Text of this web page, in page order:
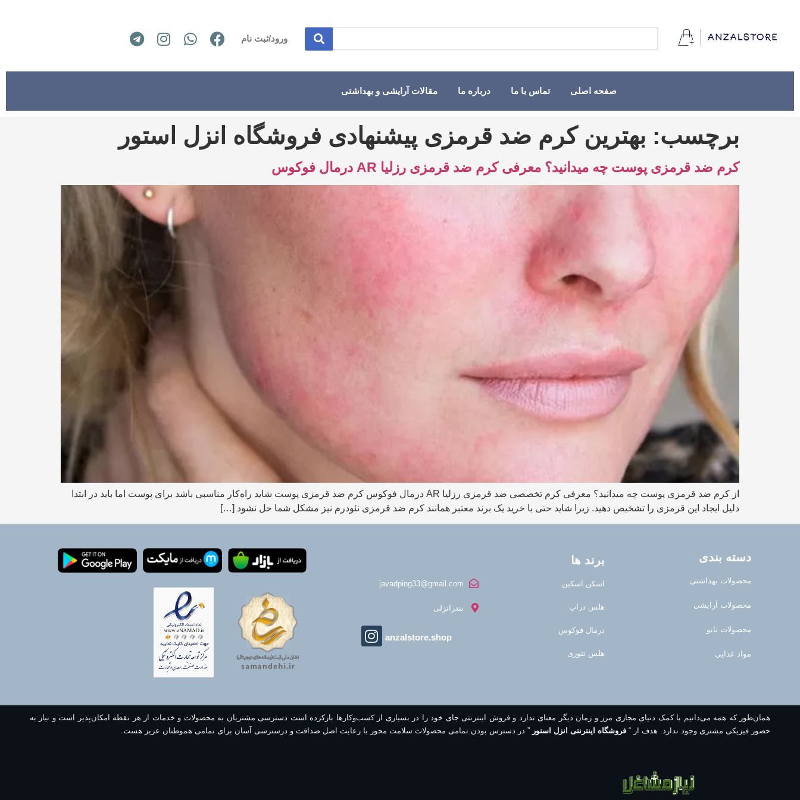
ورود/ثبت نام
صفحه اصلی تماس با ما درباره ما مقالات آرایشی و بهداشتی
برچسب: بهترین کرم ضد قرمزی پیشنهادی فروشگاه انزل استور
کرم ضد قرمزی پوست چه میدانید؟ معرفی کرم ضد قرمزی رزلیا AR درمال فوکوس
از کرم ضد قرمزی پوست چه میدانید؟ معرفی کرم تخصصی ضد قرمزی رزلیا AR درمال فوکوس کرم ضد قرمزی پوست شاید راه‌کار مناسبی باشد برای پوست اما باید در ابتدا
دلیل ایجاد این قرمزی را تشخیص دهید. زیرا شاید حتی با خرید یک برند معتبر همانند کرم ضد قرمزی نئودرم نیز مشکل شما حل نشود […]
دسته بندی
محصولات بهداشتی
محصولات آرایشی
محصولات نانو
مواد غذایی
برند ها
اسکن اسکین
هلس دراپ
درمال فوکوس
هلس تئوری
javadping33@gmail.com
بندرانزلی
anzalstore.shop
همان‌طور که همه می‌دانیم با کمک دنیای مجازی مرز و زمان دیگر معنای ندارد و فروش اینترنتی جای خود را در بسیاری از کسب‌وکارها بازکرده است دسترسی مشتریان به محصولات و خدمات از هر نقطه امکان‌پذیر است و نیاز به
حضور فیزیکی مشتری وجود ندارد. هدف از “ فروشگاه اینترنتی انزل استور ” در دسترس بودن تمامی محصولات سلامت محور با رعایت اصل صداقت و درسترسی آسان برای تمامی هموطنان عزیز هست.